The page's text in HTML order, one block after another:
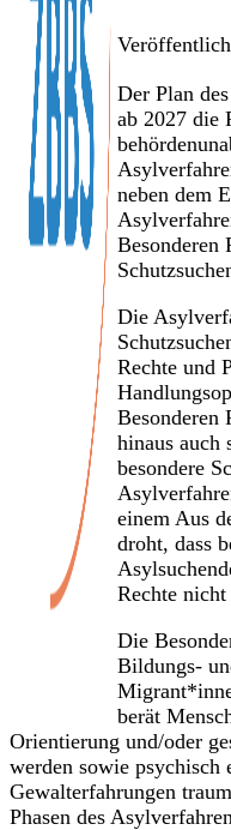
Der Plan
ab 2027 die
neben dem
Besonderen
Die
Rechte und
Besonderen
hinaus auch
besondere
einem Aus
droht, dass
Rechte
Die
Bildungs-
berät
Orientierung und/oder
werden sowie psychisch
Gewalterfahrungen
Phasen des